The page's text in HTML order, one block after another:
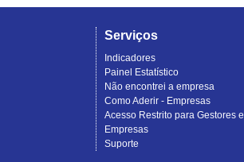
Serviços
Indicadores
Painel Estatístico
Não encontrei a empresa
Como Aderir - Empresas
Acesso Restrito para Gestores e
Empresas
Suporte